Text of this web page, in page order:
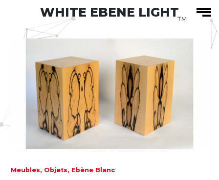
WHITE EBENE LIGHT
™
Meubles, Objets, Ebène Blanc